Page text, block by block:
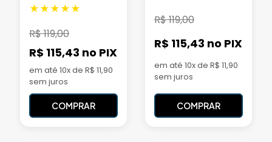
R$119,00
R$ 115,43 no PIX
em até 10x de R$ 11,90
sem juros
COMPRAR
R$119,00
R$ 115,43 no PIX
em até 10x de R$ 11,90
sem juros
COMPRAR